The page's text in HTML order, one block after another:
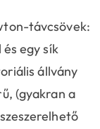
távcsövek:
egy sík
állvány
(gyakran a